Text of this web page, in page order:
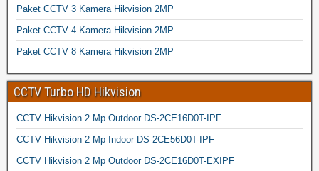
Paket CCTV 3 Kamera Hikvision 2MP
Paket CCTV 4 Kamera Hikvision 2MP
Paket CCTV 8 Kamera Hikvision 2MP
CCTV Turbo HD Hikvision
CCTV Hikvision 2 Mp Outdoor DS-2CE16D0T-IPF
CCTV Hikvision 2 Mp Indoor DS-2CE56D0T-IPF
CCTV Hikvision 2 Mp Outdoor DS-2CE16D0T-EXIPF